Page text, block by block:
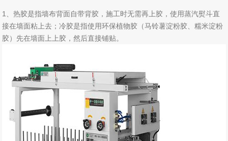
1、热胶是指墙布背面自带背胶，施工时无需再上胶，使用蒸汽熨斗直
接在墙面粘上去；冷胶是指使用环保植物胶（马铃薯淀粉胶、糯米淀粉
胶）先在墙面上上胶，然后直接铺贴。